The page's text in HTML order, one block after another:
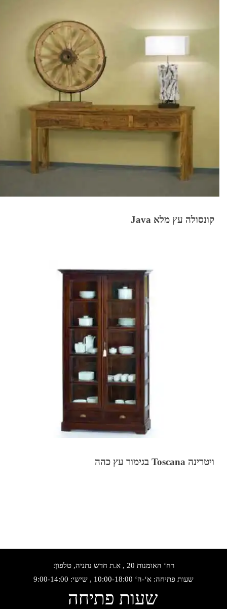
קונסולה עץ מלא Java
ויטרינה Toscana בגימור עץ כהה
רח‘ האומנות 20 , א.ת חדש נתניה, טלפון:
שעות פתיחה: א‘-ה‘ 10:00-18:00 , שישי: 9:00-14:00
שעות פתיחה